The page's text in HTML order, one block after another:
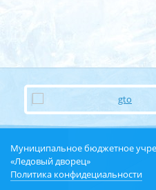
Муниципальное бюджетное
«Ледовый дворец»
Политика конфидециальности